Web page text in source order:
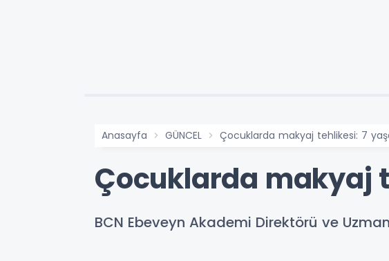
Anasayfa GÜNCEL Çocuklarda makyaj tehlikesi: 7
Çocuklarda makyaj
BCN Ebeveyn Akademi Direktörü ve